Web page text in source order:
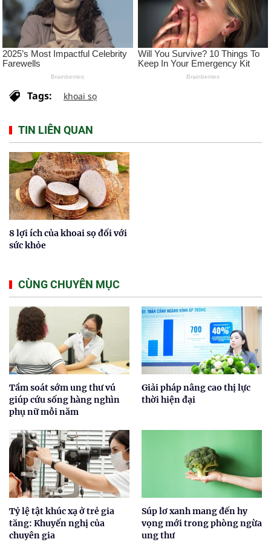
Tags: khoai sọ
TIN LIÊN QUAN
8 lợi ích của khoai sọ đối với
sức khỏe
CÙNG CHUYÊN MỤC
Tầm soát sớm ung thư vú
giúp cứu sống hàng nghìn
phụ nữ mỗi năm
Giải pháp nâng cao thị lực
thời hiện đại
Tỷ lệ tật khúc xạ ở trẻ gia
tăng: Khuyến nghị của
chuyên gia
Súp lơ xanh mang đến hy
vọng mới trong phòng ngừa
ung thư